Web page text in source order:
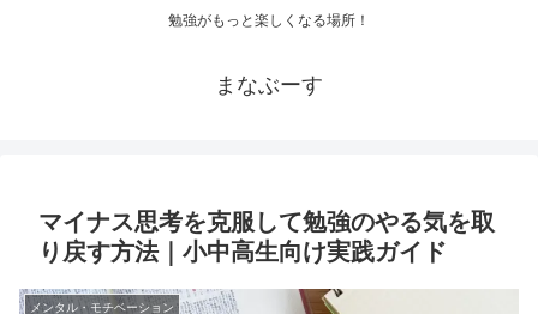
勉強がもっと楽しくなる場所！
まなぶーす
マイナス思考を克服して勉強のやる気を取
り戻す方法｜小中高生向け実践ガイド
メンタル・モチベーション